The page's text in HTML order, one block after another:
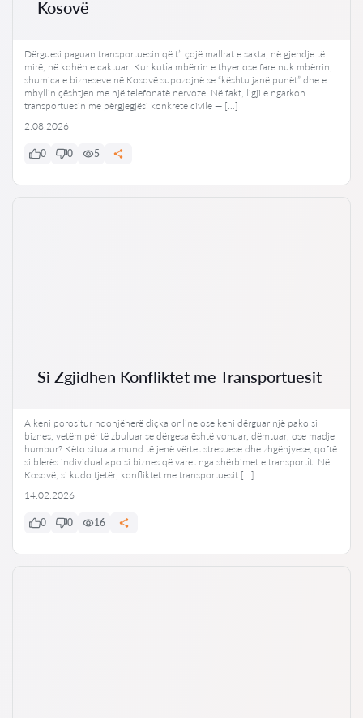
Kosovë
Dërguesi paguan transportuesin që t’i çojë mallrat e sakta, në gjendje të
mirë, në kohën e caktuar. Kur kutia mbërrin e thyer ose fare nuk mbërrin,
shumica e bizneseve në Kosovë supozojnë se “kështu janë punët” dhe e
mbyllin çështjen me një telefonatë nervoze. Në fakt, ligji e ngarkon
transportuesin me përgjegjësi konkrete civile — […]
2.08.2026
0 0 5
Si Zgjidhen Konfliktet me Transportuesit
A keni porositur ndonjëherë diçka online ose keni dërguar një pako si
biznes, vetëm për të zbuluar se dërgesa është vonuar, dëmtuar, ose madje
humbur? Këto situata mund të jenë vërtet stresuese dhe zhgënjyese, qoftë
si blerës individual apo si biznes që varet nga shërbimet e transportit. Në
Kosovë, si kudo tjetër, konfliktet me transportuesit […]
14.02.2026
0 0 16